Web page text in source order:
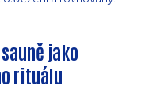
jako
rituálu